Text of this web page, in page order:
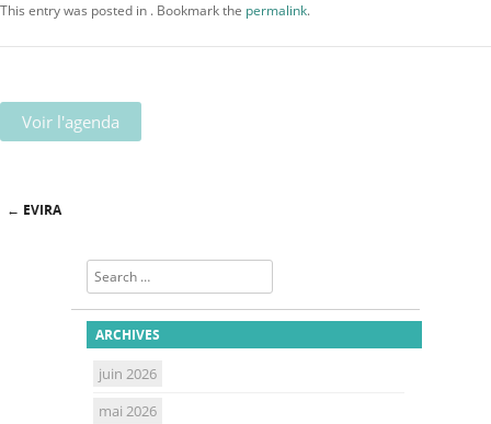
This entry was posted in . Bookmark the permalink.
Voir l'agenda
← EVIRA
Search
ARCHIVES
juin 2026
mai 2026